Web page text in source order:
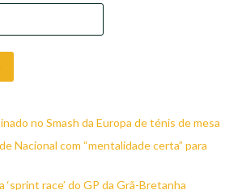
no Smash da Europa de ténis de mesa
Nacional com “mentalidade certa” para
‘sprint race’ do GP da Grã-Bretanha